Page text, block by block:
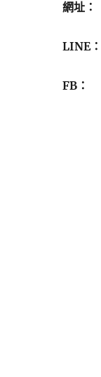
網址：
LINE：
FB：